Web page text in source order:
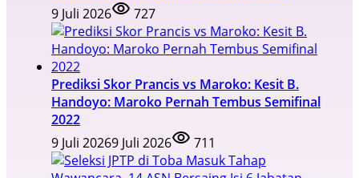
9 Juli 2026
727
Prediksi Skor Prancis vs Maroko: Kesit B.
Handoyo: Maroko Pernah Tembus Semifinal
2022
9 Juli 20269 Juli 2026 711